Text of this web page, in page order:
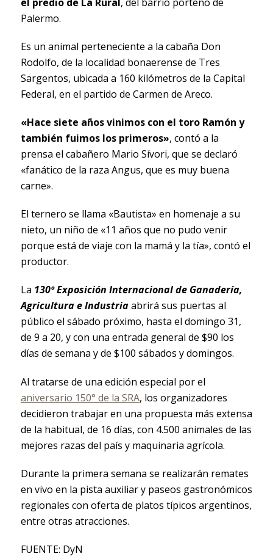
Palermo.
Es un animal perteneciente a la cabaña Don
Rodolfo, de la localidad bonaerense de Tres
Sargentos, ubicada a 160 kilómetros de la Capital
Federal, en el partido de Carmen de Areco.
«Hace siete años vinimos con el toro Ramón y
también fuimos los primeros», contó a la
prensa el cabañero Mario Sívori, que se declaró
«fanático de la raza Angus, que es muy buena
carne».
El ternero se llama «Bautista» en homenaje a su
nieto, un niño de «11 años que no pudo venir
porque está de viaje con la mamá y la tía», contó el
productor.
La 130º Exposición Internacional de Ganadería,
Agricultura e Industriaabrirá sus puertas al
público el sábado próximo, hasta el domingo 31,
de 9 a 20, y con una entrada general de $90 los
días de semana y de $100 sábados y domingos.
Al tratarse de una edición especial por el
aniversario 150° de la SRA, los organizadores
decidieron trabajar en una propuesta más extensa
de la habitual, de 16 días, con 4.500 animales de las
mejores razas del país y maquinaria agrícola.
Durante la primera semana se realizarán remates
en vivo en la pista auxiliar y paseos gastronómicos
regionales con oferta de platos típicos argentinos,
entre otras atracciones.
FUENTE: DyN